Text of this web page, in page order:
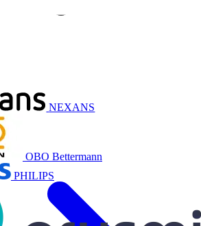
NEXANS
OBO Bettermann
PHILIPS